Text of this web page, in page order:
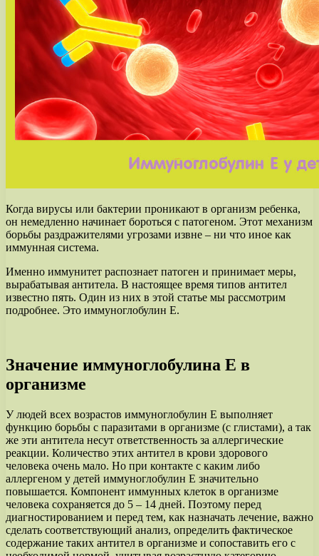
Когда вирусы или бактерии проникают в организм ребенка,
он немедленно начинает бороться с патогеном. Этот механизм
борьбы раздражителями угрозами извне – ни что иное как
иммунная система.
Именно иммунитет распознает патоген и принимает меры,
вырабатывая антитела. В настоящее время типов антител
известно пять. Один из них в этой статье мы рассмотрим
подробнее. Это иммуноглобулин Е.
Значение иммуноглобулина Е в
организме
У людей всех возрастов иммуноглобулин Е выполняет
функцию борьбы с паразитами в организме (с глистами), а так
же эти антитела несут ответственность за аллергические
реакции. Количество этих антител в крови здорового
человека очень мало. Но при контакте с каким либо
аллергеном у детей иммуноглобулин Е значительно
повышается. Компонент иммунных клеток в организме
человека сохраняется до 5 – 14 дней. Поэтому перед
диагностированием и перед тем, как назначать лечение, важно
сделать соответствующий анализ, определить фактическое
содержание таких антител в организме и сопоставить его с